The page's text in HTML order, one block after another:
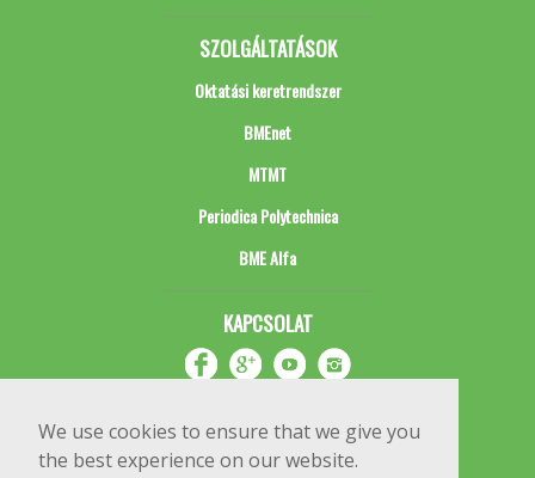
We use cookies to ensure that we give you
the best experience on our website.
SZOLGÁLTATÁSOK
Oktatási keretrendszer
BMEnet
MTMT
Periodica Polytechnica
BME Alfa
KAPCSOLAT